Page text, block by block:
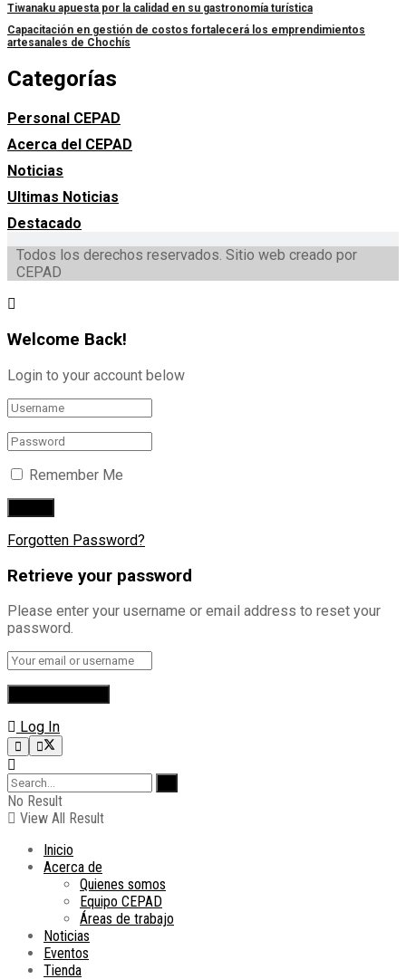
Tiwanaku apuesta por la calidad en su gastronomía turística
Capacitación en gestión de costos fortalecerá los emprendimientos
artesanales de Chochís
Categorías
Personal CEPAD
Acerca del CEPAD
Noticias
Ultimas Noticias
Destacado
Todos los derechos reservados. Sitio web creado por
CEPAD
Welcome Back!
Login to your account below
Remember Me
Forgotten Password?
Retrieve your password
Please enter your username or email address to reset your
password.
Log In
No Result
View All Result
Inicio
Acerca de
Quienes somos
Equipo CEPAD
Áreas de trabajo
Noticias
Eventos
Tienda